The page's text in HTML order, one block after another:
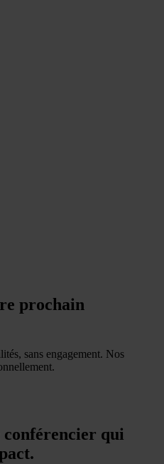
prochain
sans engagement. Nos
conférencier qui